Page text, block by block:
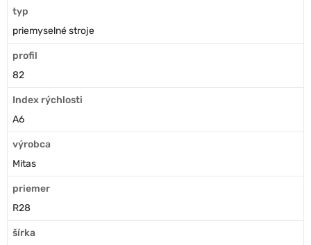
typ
priemyselné stroje
profil
82
Index rýchlosti
A6
výrobca
Mitas
priemer
R28
šírka